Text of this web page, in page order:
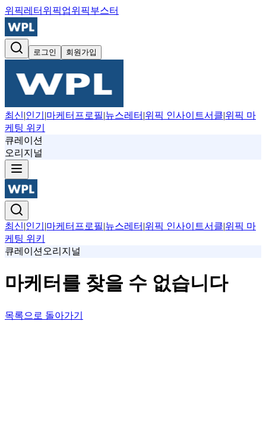
위픽레터 위픽업위픽부스터
로그인 회원가입
최신|인기 |마케터프로필|뉴스레터 |위픽 인사이트서클|위픽 마
케팅 위키
큐레이션
오리지널
최신|인기 |마케터프로필|뉴스레터 |위픽 인사이트서클|위픽 마
케팅 위키
큐레이션 오리지널
마케터를 찾을 수 없습니다
목록으로 돌아가기